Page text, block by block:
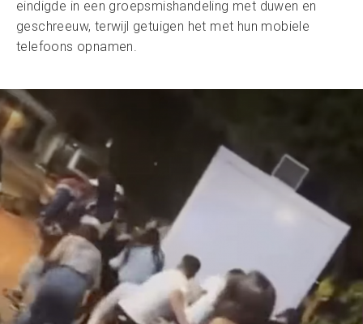
eindigde in een groepsmishandeling met duwen en
geschreeuw, terwijl getuigen het met hun mobiele
telefoons opnamen.